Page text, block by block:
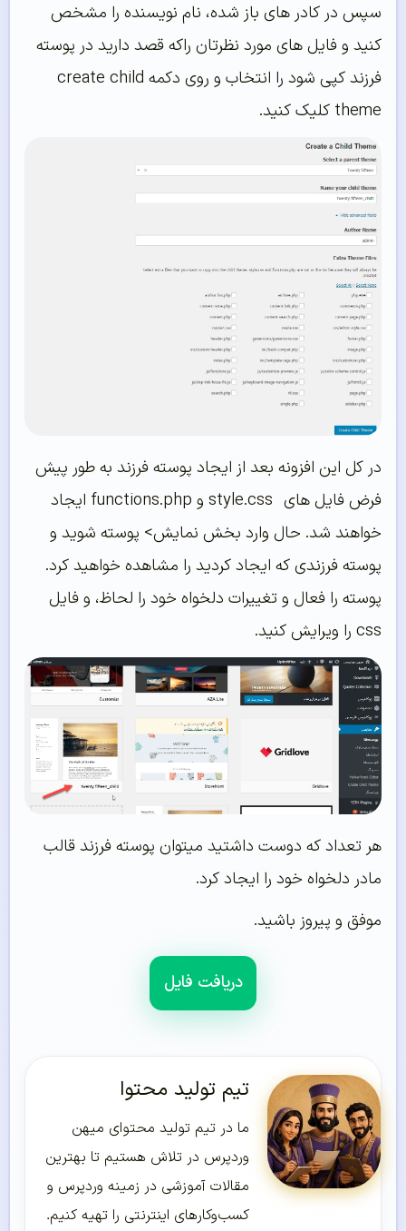
سپس در کادر های باز شده، نام نویسنده را مشخص
کنید و فایل های مورد نظرتان راکه قصد دارید در پوسته
فرزند کپی شود را انتخاب و روی دکمه create child
theme کلیک کنید.
در کل این افزونه بعد از ایجاد پوسته فرزند به طور پیش
فرض فایل های style.css و functions.php ایجاد
خواهند شد. حال وارد بخش نمایش> پوسته شوید و
پوسته فرزندی که ایجاد کردید را مشاهده خواهید کرد.
پوسته را فعال و تغییرات دلخواه خود را لحاظ، و فایل
css را ویرایش کنید.
هر تعداد که دوست داشتید میتوان پوسته فرزند قالب
مادر دلخواه خود را ایجاد کرد.
موفق و پیروز باشید.
دریافت فایل
تیم تولید محتوا
ما در تیم تولید محتوای میهن
وردپرس در تلاش هستیم تا بهترین
مقالات آموزشی در زمینه وردپرس و
کسب‌و‌کارهای اینترنتی را تهیه کنیم.